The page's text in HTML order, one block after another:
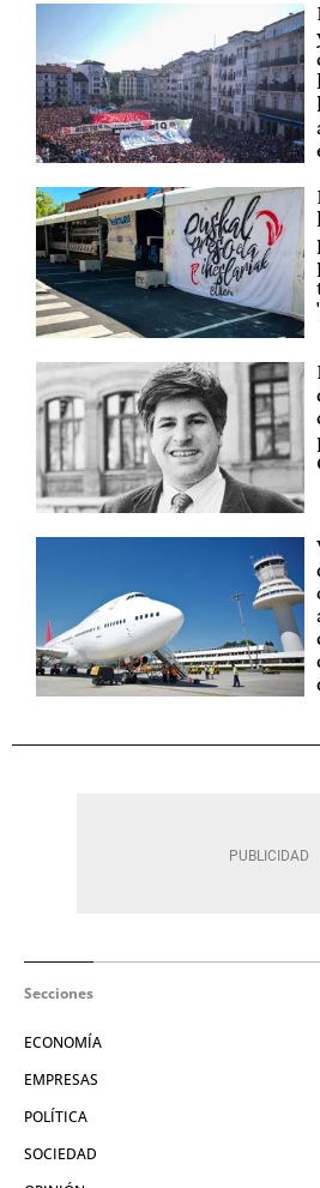
Secciones
ECONOMÍA
EMPRESAS
POLÍTICA
SOCIEDAD